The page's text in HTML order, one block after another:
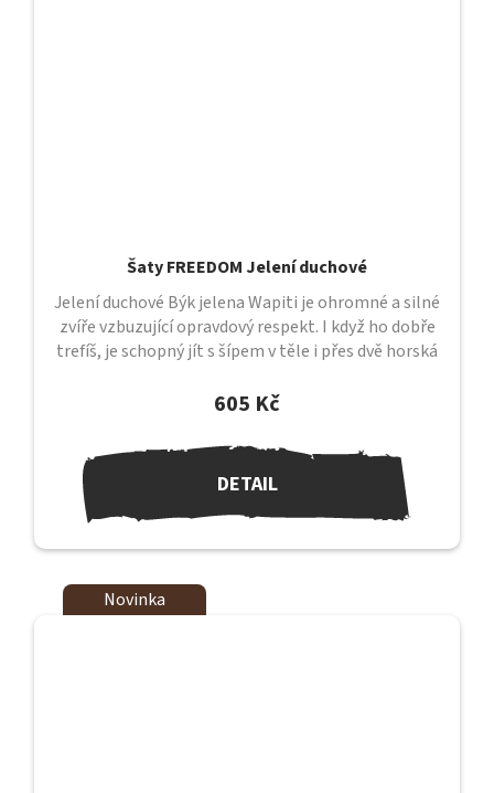
Šaty FREEDOM Jelení duchové
605 Kč
DETAIL
Jelení duchové Býk jelena Wapiti je ohromné a silné
zvíře vzbuzující opravdový respekt. I když ho dobře
trefíš, je schopný jít s šípem v těle i přes dvě horská
Novinka